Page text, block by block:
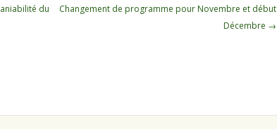
du
Changement de programme pour Novembre et début
Décembre →